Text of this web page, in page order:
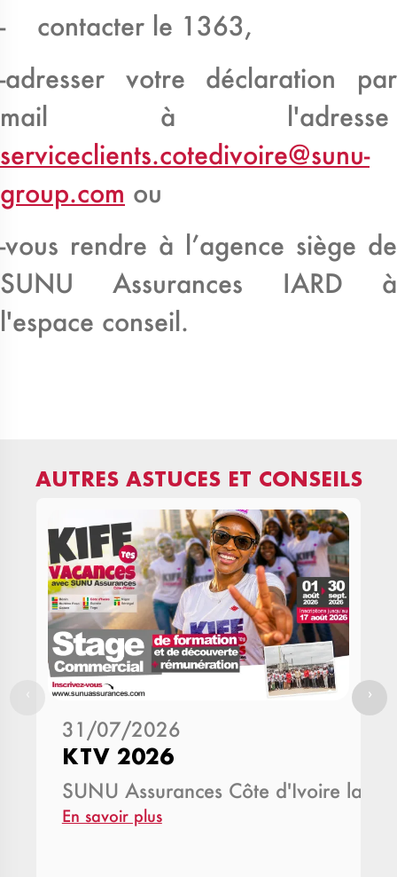
- contacter le 1363,
-adresser votre déclaration par
mail à l'adresse
serviceclients.cotedivoire@sunu-
group.com ou
-vous rendre à l’agence siège de
SUNU Assurances IARD à
l'espace conseil.
AUTRES ASTUCES ET CONSEILS
31/07/2026
KTV 2026
SUNU Assurances Côte d'Ivoire
En savoir plus
›